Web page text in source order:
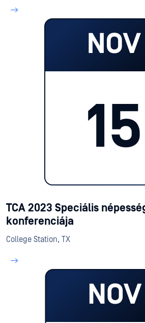
TCA 2023 Speciális
konferenciája
College Station, TX